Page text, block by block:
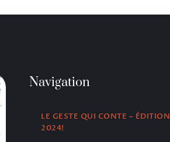
Navigation
LE GESTE QUI CONTE – ÉDITION
2024!